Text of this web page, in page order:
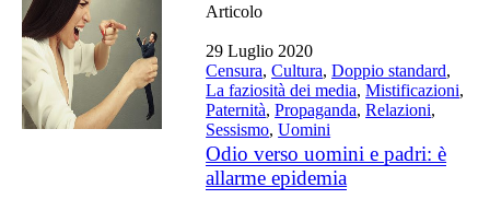
Articolo
29 Luglio 2020
Censura,Cultura,Doppio standard,
La faziosità dei media,Mistificazioni,
Paternità,Propaganda,Relazioni,
Sessismo,Uomini
Odio verso uomini e padri: è
allarme epidemia